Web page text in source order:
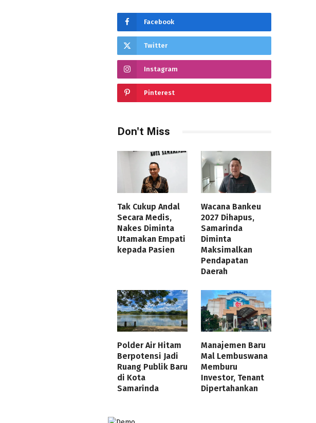
Facebook
Twitter
Instagram
Pinterest
Don't Miss
Tak Cukup Andal
Secara Medis,
Nakes Diminta
Utamakan Empati
kepada Pasien
Wacana Bankeu
2027 Dihapus,
Samarinda
Diminta
Maksimalkan
Pendapatan
Daerah
Polder Air Hitam
Berpotensi Jadi
Ruang Publik Baru
di Kota
Samarinda
Manajemen Baru
Mal Lembuswana
Memburu
Investor, Tenant
Dipertahankan